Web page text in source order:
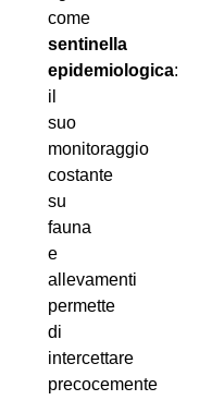
come
sentinella
epidemiologica:
il
suo
monitoraggio
costante
su
fauna
e
allevamenti
permette
di
intercettare
precocemente